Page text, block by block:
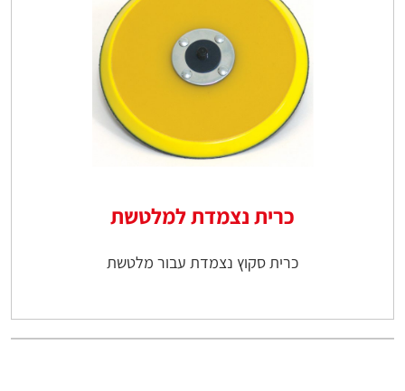
כרית נצמדת למלטשת
כרית סקוץ נצמדת עבור מלטשת